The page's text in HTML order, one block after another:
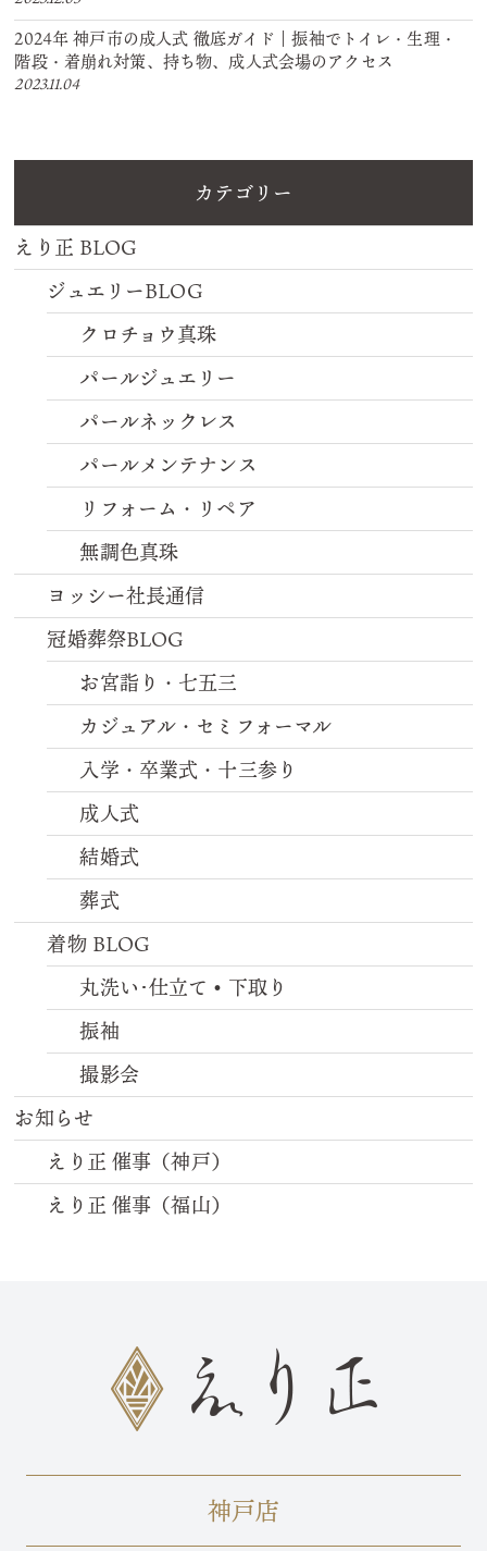
2024年 神戸市の成人式 徹底ガイド｜振袖でトイレ・生理・
階段・着崩れ対策、持ち物、成人式会場のアクセス
2023.11.04
カテゴリー
えり正 BLOG
ジュエリーBLOG
クロチョウ真珠
パールジュエリー
パールネックレス
パールメンテナンス
リフォーム・リペア
無調色真珠
ヨッシー社長通信
冠婚葬祭BLOG
お宮詣り・七五三
カジュアル・セミフォーマル
入学・卒業式・十三参り
成人式
結婚式
葬式
着物 BLOG
丸洗い･仕立て•下取り
振袖
撮影会
お知らせ
えり正 催事（神戸）
えり正 催事（福山）
神戸店